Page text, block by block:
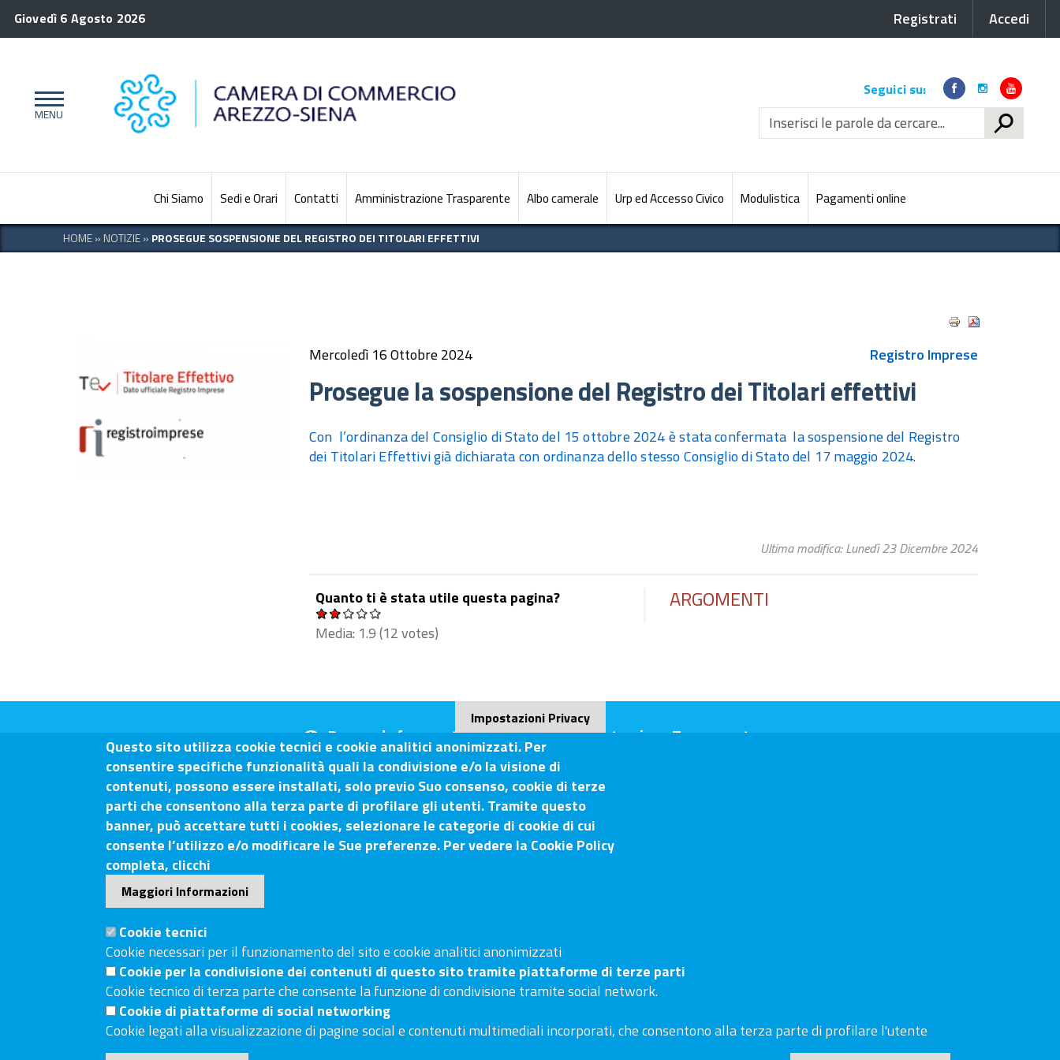
Giovedì 6 Agosto 2026 Accedi
Registrati
Link
social
Seguici su:
Chi Siamo Sedi e Orari Contatti Amministrazione Trasparente Albo camerale Urp ed Accesso Civico Modulistica Pagamenti online
HOME» NOTIZIE» PROSEGUE SOSPENSIONE DEL REGISTRO DEI TITOLARI EFFETTIVI
Mercoledì 16 Ottobre 2024 Registro Imprese
Prosegue la sospensione del Registro dei Titolari effettivi
Con l’ordinanza del Consiglio di Stato del 15 ottobre 2024 è stata confermata la sospensione del Registro
dei Titolari Effettivi già dichiarata con ordinanza dello stesso Consiglio di Stato del 17 maggio 2024.
Ultima modifica: Lunedì 23 Dicembre 2024
Quanto ti è stata utile questa pagina?
Media: 1.9(12votes)
ARGOMENTI
Domande frequenti (FAQ) Amministrazione Trasparente
Camera di Commercio Arezzo-Siena
Contatti
Sede Legale: Via Lazzaro Spallanzani, 25 – 52100 Arezzo
Sede Secondaria: Piazza Giacomo Matteotti, 30 - 53100 Siena
Tel. Sede Legale: 0575/3030
Tel. Sede Secondaria: 0577/202511
C.F./P.IVA: 02326130511
Codice Univoco UF6UWY
PECcciaa.arezzosiena@as.legalmail.camcom.it
Accessibilità
Mappa del sito
Impostazioni Privacy
Questo sito utilizza cookie tecnici e cookie analitici anonimizzati. Per
consentire specifiche funzionalità quali la condivisione e/o la visione di
contenuti, possono essere installati, solo previo Suo consenso, cookie di terze
parti che consentono alla terza parte di profilare gli utenti. Tramite questo
banner, può accettare tutti i cookies, selezionare le categorie di cookie di cui
consente l’utilizzo e/o modificare le Sue preferenze. Per vedere la Cookie Policy
completa, clicchi
Maggiori Informazioni
Cookie tecnici
Cookie necessari per il funzionamento del sito e cookie analitici anonimizzati
Cookie per la condivisione dei contenuti di questo sito tramite piattaforme di terze parti
Cookie tecnico di terza parte che consente la funzione di condivisione tramite social network.
Cookie di piattaforme di social networking
Cookie legati alla visualizzazione di pagine social e contenuti multimediali incorporati, che consentono alla terza parte di profilare l'utente